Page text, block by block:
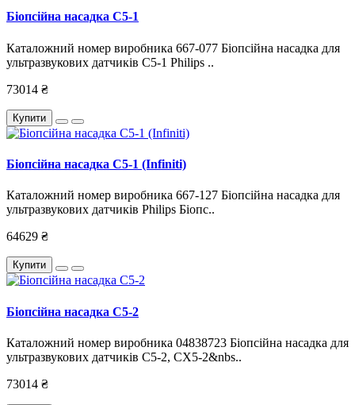
Біопсійна насадка C5-1
Каталожний номер виробника 667-077 Біопсійна насадка для
ультразвукових датчиків C5-1 Philips ..
73014 ₴
Купити
Біопсійна насадка C5-1 (Infiniti)
Каталожний номер виробника 667-127 Біопсійна насадка для
ультразвукових датчиків Philips Біопс..
64629 ₴
Купити
Біопсійна насадка C5-2
Каталожний номер виробника 04838723 Біопсійна насадка для
ультразвукових датчиків C5-2, CX5-2&nbs..
73014 ₴